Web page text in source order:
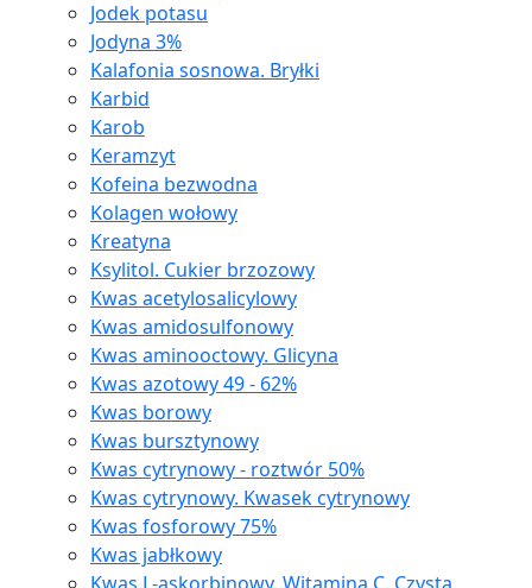
Jodek potasu
Jodyna 3%
Kalafonia sosnowa. Bryłki
Karbid
Karob
Keramzyt
Kofeina bezwodna
Kolagen wołowy
Kreatyna
Ksylitol. Cukier brzozowy
Kwas acetylosalicylowy
Kwas amidosulfonowy
Kwas aminooctowy. Glicyna
Kwas azotowy 49 - 62%
Kwas borowy
Kwas bursztynowy
Kwas cytrynowy - roztwór 50%
Kwas cytrynowy. Kwasek cytrynowy
Kwas fosforowy 75%
Kwas jabłkowy